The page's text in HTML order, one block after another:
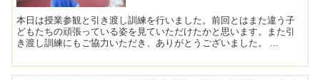
本日は授業参観と引き渡し訓練を行いました。前回とはまた違う子
どもたちの頑張っている姿を見ていただけたかと思います。また引
き渡し訓練にもご協力いただき、ありがとうございました。 ...